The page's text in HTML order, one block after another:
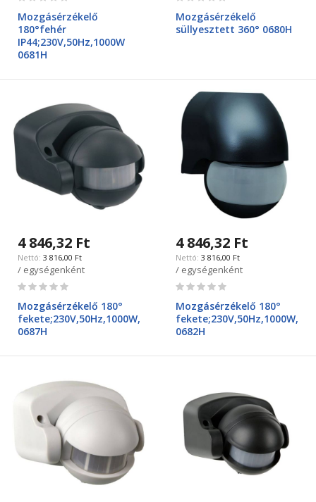
Mozgásérzékelő
180°fehér
IP44;230V,50Hz,1000W
0681H
Mozgásérzékelő
süllyesztett 360° 0680H
4 846,32 Ft
3 816,00 Ft
/ egységenként
Rating:
Mozgásérzékelő 180°
fekete;230V,50Hz,1000W,
0687H
4 846,32 Ft
3 816,00 Ft
/ egységenként
Rating:
Mozgásérzékelő 180°
fekete;230V,50Hz,1000W,
0682H